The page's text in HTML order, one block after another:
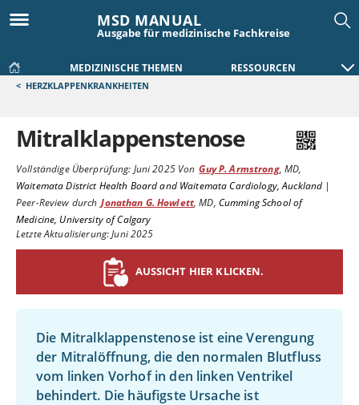
MSD MANUAL
Ausgabe für medizinische Fachkreise
MEDIZINISCHE THEMEN RESSOURCEN
< HERZKLAPPENKRANKHEITEN
Mitralklappenstenose
Vollständige Überprüfung: Juni 2025Von Guy P. Armstrong, MD,
Waitemata District Health Board and Waitemata Cardiology, Auckland |
Peer-Review durch Jonathan G. Howlett,MD, Cumming School of
Medicine, University of Calgary
Letzte Aktualisierung: Juni 2025
AUSSICHT HIER KLICKEN.
Die Mitralklappenstenose ist eine Verengung
der Mitralöffnung, die den normalen Blutfluss
vom linken Vorhof in den linken Ventrikel
behindert. Die häufigste Ursache ist